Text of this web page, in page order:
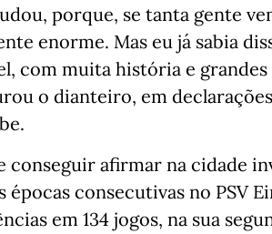
porque, se tanta gente
enorme. Mas eu já sabia
com muita história e
o dianteiro, em
conseguir afirmar na cidade
épocas consecutivas no PSV
em 134 jogos, na sua